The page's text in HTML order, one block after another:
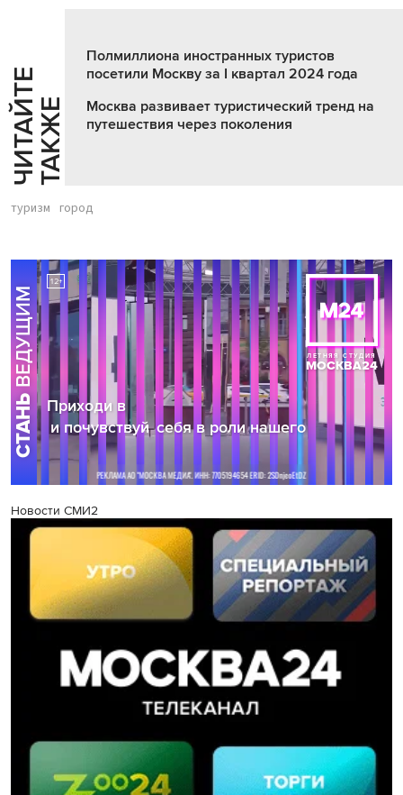
Ч
И
Т
АЙ
Т
Е
Т
А
К
ЖЕ
Полмиллиона иностранных туристов
посетили Москву за I квартал 2024 года
Москва развивает туристический тренд на
путешествия через поколения
туризм город
Новости СМИ2